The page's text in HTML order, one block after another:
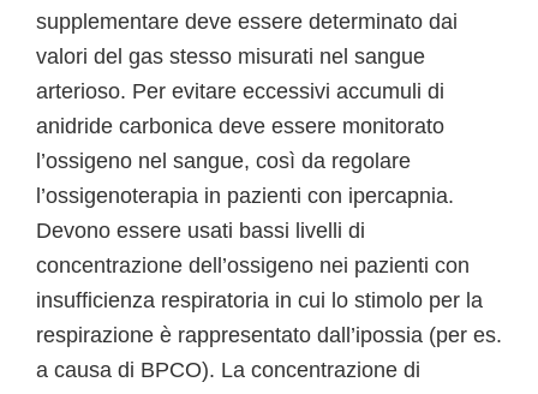
supplementare deve essere determinato dai
valori del gas stesso misurati nel sangue
arterioso. Per evitare eccessivi accumuli di
anidride carbonica deve essere monitorato
l’ossigeno nel sangue, così da regolare
l’ossigenoterapia in pazienti con ipercapnia.
Devono essere usati bassi livelli di
concentrazione dell’ossigeno nei pazienti con
insufficienza respiratoria in cui lo stimolo per la
respirazione è rappresentato dall’ipossia (per es.
a causa di BPCO). La concentrazione di